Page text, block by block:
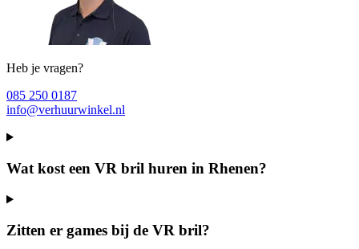
Heb je vragen?
085 250 0187
info@verhuurwinkel.nl
Wat kost een VR bril huren in Rhenen?
Zitten er games bij de VR bril?